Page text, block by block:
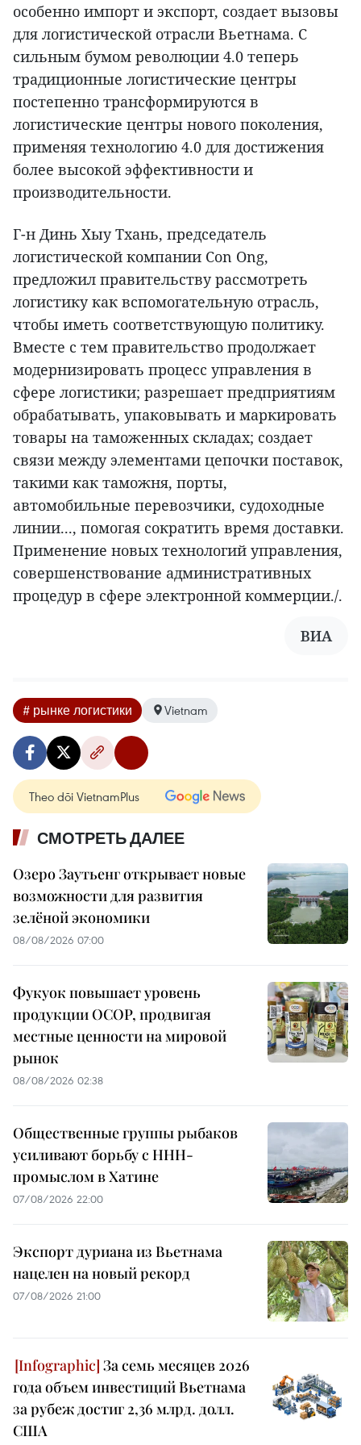
особенно импорт и экспорт, создает вызовы
для логистической отрасли Вьетнама. С
сильным бумом революции 4.0 теперь
традиционные логистические центры
постепенно трансформируются в
логистические центры нового поколения,
применяя технологию 4.0 для достижения
более высокой эффективности и
производительности.
Г-н Динь Хыу Тхань, председатель
логистической компании Con Ong,
предложил правительству рассмотреть
логистику как вспомогательную отрасль,
чтобы иметь соответствующую политику.
Вместе с тем правительство продолжает
модернизировать процесс управления в
сфере логистики; разрешает предприятиям
обрабатывать, упаковывать и маркировать
товары на таможенных складах; создает
связи между элементами цепочки поставок,
такими как таможня, порты,
автомобильные перевозчики, судоходные
линии..., помогая сократить время доставки.
Применение новых технологий управления,
совершенствование административных
процедур в сфере электронной коммерции./.
ВИА
# рынке логистики Vietnam
Theo dõi VietnamPlus
СМОТРЕТЬ ДАЛЕЕ
Озеро Заутьенг открывает новые
возможности для развития
зелёной экономики
08/08/2026 07:00
Фукуок повышает уровень
продукции OCOP, продвигая
местные ценности на мировой
рынок
08/08/2026 02:38
Общественные группы рыбаков
усиливают борьбу с ННН-
промыслом в Хатине
07/08/2026 22:00
Экспорт дуриана из Вьетнама
нацелен на новый рекорд
07/08/2026 21:00
За семь месяцев 2026
года объем инвестиций Вьетнама
за рубеж достиг 2,36 млрд. долл.
США